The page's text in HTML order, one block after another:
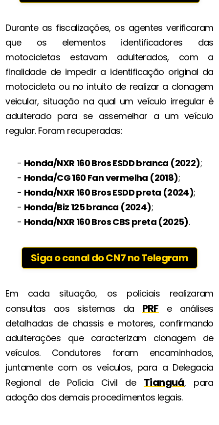
Durante as fiscalizações, os agentes verificaram
que os elementos identificadores das
motocicletas estavam adulterados, com a
finalidade de impedir a identificação original da
motocicleta ou no intuito de realizar a clonagem
veicular, situação na qual um veículo irregular é
adulterado para se assemelhar a um veículo
regular. Foram recuperadas:
- Honda/NXR 160 Bros ESDD branca (2022);
- Honda/CG 160 Fan vermelha (2018);
- Honda/NXR 160 Bros ESDD preta (2024);
- Honda/Biz 125 branca (2024);
- Honda/NXR 160 Bros CBS preta (2025).
Siga o canal do CN7 no Telegram
Em cada situação, os policiais realizaram
consultas aos sistemas da PRF e análises
detalhadas de chassis e motores, confirmando
adulterações que caracterizam clonagem de
veículos. Condutores foram encaminhados,
juntamente com os veículos, para a Delegacia
Regional de Polícia Civil de Tianguá, para
adoção dos demais procedimentos legais.